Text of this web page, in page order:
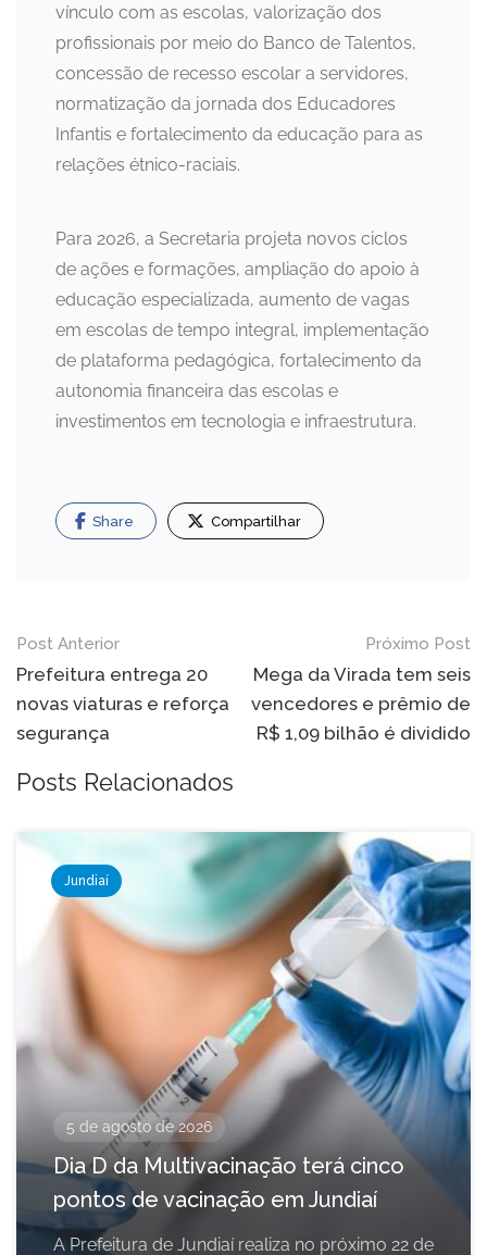
vínculo com as escolas, valorização dos
profissionais por meio do Banco de Talentos,
concessão de recesso escolar a servidores,
normatização da jornada dos Educadores
Infantis e fortalecimento da educação para as
relações étnico-raciais.
Para 2026, a Secretaria projeta novos ciclos
de ações e formações, ampliação do apoio à
educação especializada, aumento de vagas
em escolas de tempo integral, implementação
de plataforma pedagógica, fortalecimento da
autonomia financeira das escolas e
investimentos em tecnologia e infraestrutura.
Share Compartilhar
Navegação
de
Post
Post Anterior
Prefeitura entrega 20
novas viaturas e reforça
segurança
Próximo Post
Mega da Virada tem seis
vencedores e prêmio de
R$ 1,09 bilhão é dividido
Posts Relacionados
Jundiaí
5 de agosto de 2026
Dia D da Multivacinação terá cinco
pontos de vacinação em Jundiaí
A Prefeitura de Jundiaí realiza no próximo 22 de